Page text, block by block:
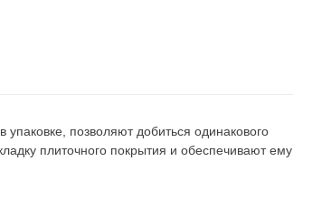
позволяют добиться одинакового
плиточного покрытия и обеспечивают ему